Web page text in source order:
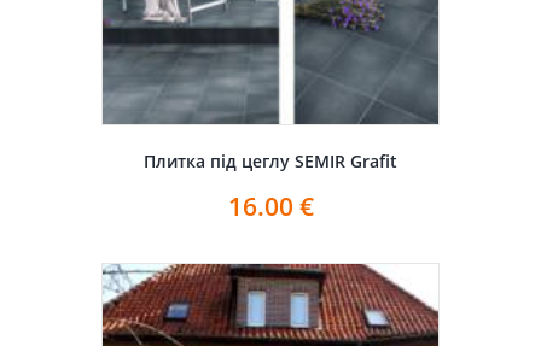
Плитка під цеглу SEMIR Grafit
16.00 €